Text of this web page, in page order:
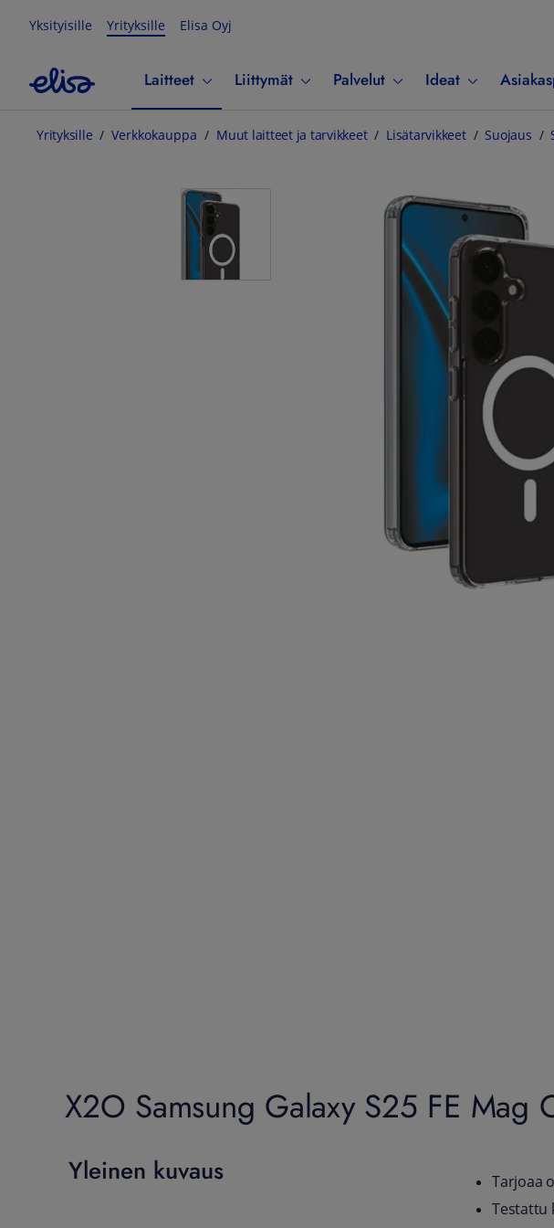
Yksityisille Yrityksille Elisa Oyj
Laitteet Liittymät Palvelut Ideat
Yrityksille Verkkokauppa Muut laitteet ja tarvikkeet Lisätarvikkeet Suojaus
X2O Samsung Galaxy S25 FE Mag
Yleinen kuvaus
Tarjoaa
Testattu